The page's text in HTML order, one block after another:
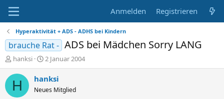
Anmelden Registrieren
Hyperaktivität + ADS - ADHS bei Kindern
brauche Rat - ADS bei Mädchen Sorry LANG
E
r
s
t
hanksi
E
r
s
e
2 Januar 2004
H hanksi
Neues Mitglied